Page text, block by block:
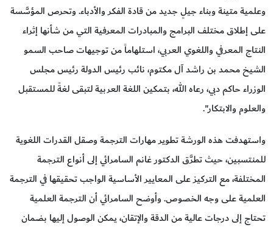
وعلمية متينة وبناء جيلٍ جديد من قادة الفكر والأدباء. وتحرص المؤسَّسة
على إطلاق مختلف البرامج والمبادرات المعرفية التي من شأنها إثراء
النتاج المعرفي واللغوي العربي، استلهاماً من توجيهات صاحب السمو
الشيخ محمد بن راشد آل مكتوم، نائب رئيس الدولة رئيس مجلس
الوزراء حاكم دبي، رعاه الله، بتمكين اللغة العربية لتبقى لغةً للمستقبل
والعلوم والابتكار".
واستهدفت هذه الورشة تطوير مهارات الترجمة وصقل القدرات اللغوية
للمنتسبين، حيث تطرَّق الدكتور غانم السامرائي إلى أنواع الترجمة
المختلفة، مع التركيز على المعايير الأساسية الواجب تحقيقها في الترجمة
العلمية على وجه الخصوص. وأوضح السامرائي أن الترجمة العلمية
تحتاج إلى درجات عالية من الدقة والإتقان، يمكن الوصول إليها بضمان